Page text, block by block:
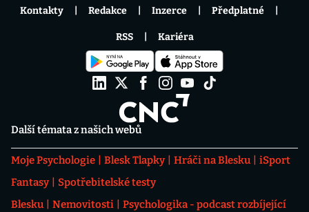
Další témata z našich webů
Moje Psychologie Blesk Tlapky Hráči na Blesku
iSport
Fantasy
Spotřebitelské testy
Blesku
Nemovitosti
Psychologika - podcast rozbíjející
Kontakty Redakce Inzerce Předplatné
RSS Kariéra